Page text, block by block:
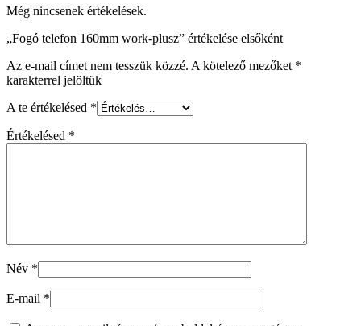
Még nincsenek értékelések.
„Fogó telefon 160mm work-plusz” értékelése elsőként
Az e-mail címet nem tesszük közzé. A kötelező mezőket *
karakterrel jelöltük
A te értékelésed *
Értékelésed *
Név *
E-mail *